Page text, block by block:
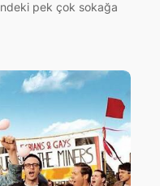
pek çok sokağa